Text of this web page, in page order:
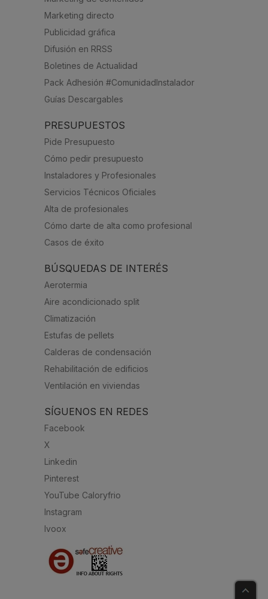
Marketing directo
Publicidad gráfica
Difusión en RRSS
Boletines de Actualidad
Pack Adhesión #ComunidadInstalador
Guías Descargables
PRESUPUESTOS
Pide Presupuesto
Cómo pedir presupuesto
Instaladores y Profesionales
Servicios Técnicos Oficiales
Alta de profesionales
Cómo darte de alta como profesional
Casos de éxito
BÚSQUEDAS DE INTERÉS
Aerotermia
Aire acondicionado split
Climatización
Estufas de pellets
Calderas de condensación
Rehabilitación de edificios
Ventilación en viviendas
SÍGUENOS EN REDES
Facebook
X
Linkedin
Pinterest
YouTube Caloryfrio
Instagram
Ivoox